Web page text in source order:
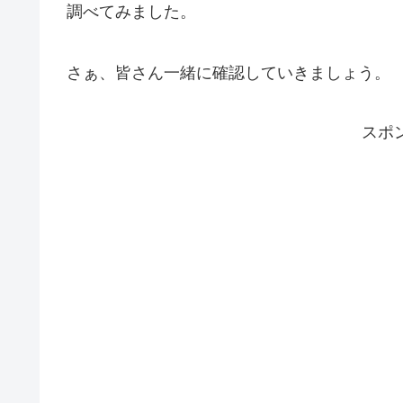
調べてみました。
さぁ、皆さん一緒に確認していきましょう。
スポ